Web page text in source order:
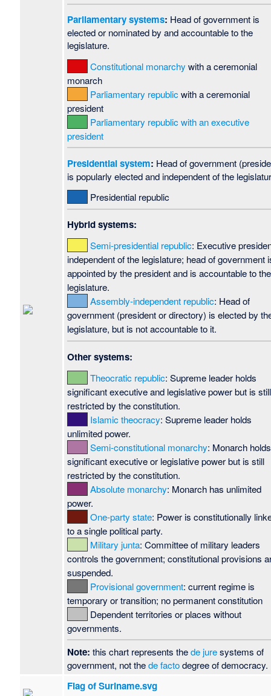
Parliamentary systems: Head of government is
elected or nominated by and accountable to the
legislature.
Constitutional monarchy with a ceremonial
monarch
Parliamentary republicwith a ceremonial
president
Parliamentary republic with an executive
president
Presidential system: Head of government
is popularly elected and independent of the
Presidential republic
Hybrid systems:
Semi-presidential republic: Executive
independent of the legislature; head of government
appointed by the president and is accountable to the
legislature.
Assembly-independent republic: Head of
government (president or directory) is elected by
legislature, but is not accountable to it.
Other systems:
Theocratic republic: Supreme leader holds
significant executive and legislative power but is still
restricted by the constitution.
Islamic theocracy: Supreme leader holds
unlimited power.
Semi-constitutional monarchy: Monarch holds
significant executive or legislative power but is still
restricted by the constitution.
Absolute monarchy: Monarch has unlimited
power.
One-party state: Power is constitutionally
to a single political party.
Military junta: Committee of military leaders
controls the government; constitutional provisions
suspended.
Provisional government: current regime is
temporary or transition; no permanent constitution
Dependent territories or places without
governments.
Note: this chart represents thede juresystems of
government, not thede factodegree of democracy.
Flag of Suriname.svg